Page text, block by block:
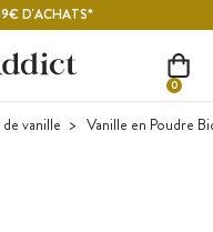
D'ACHATS*
0
vanille Vanille en Poudre